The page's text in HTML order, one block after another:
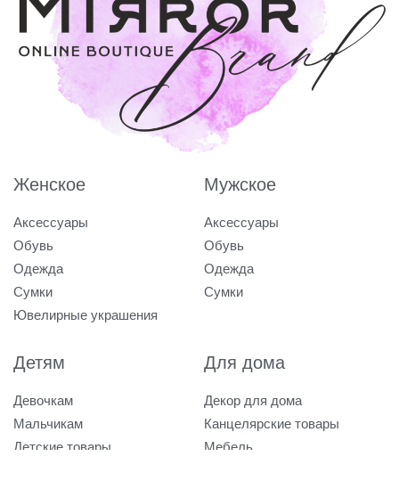
Женское
Аксессуары
Обувь
Одежда
Сумки
Ювелирные украшения
Мужское
Аксессуары
Обувь
Одежда
Сумки
Детям
Девочкам
Мальчикам
Детские товары
Для дома
Декор для дома
Канцелярские товары
Мебель